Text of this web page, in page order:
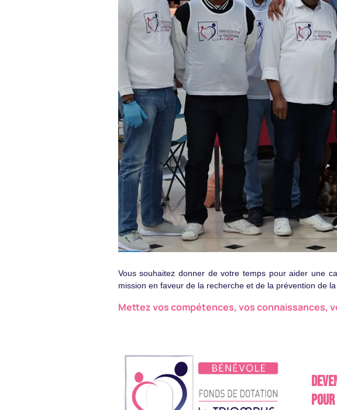
Vous souhaitez donner de votre temps pour aider une
mission en faveur de la recherche et de la prévention de la
Mettez vos compétences, vos connaissances,